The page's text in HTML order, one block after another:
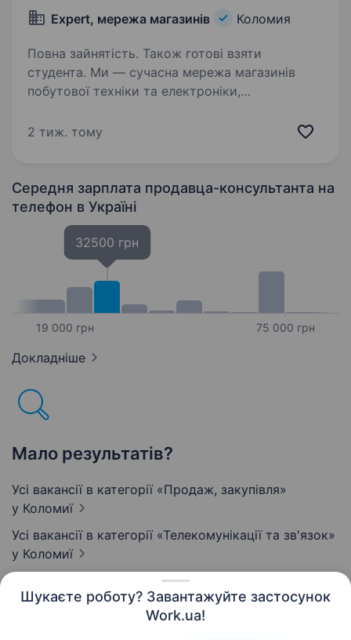
Шукаєте роботу? Завантажуйте застосунок
Work.ua!
Expert, мережа магазинів
Коломия
Повна зайнятість. Також готові взяти
студента. Ми — сучасна мережа магазинів
побутової техніки та електроніки,
EXPERT — це 18 магазинів у 8 областях
2 тиж. тому
Середня зарплата продавца-консультанта на
телефон в Україні
19 000 грн
32500 грн
75 000 грн
Докладніше
Мало результатів?
Усі вакансії в категорії «Продаж, закупівля»
у Коломиї
Усі вакансії в категорії «Телекомунікації та зв'язок»
у Коломиї